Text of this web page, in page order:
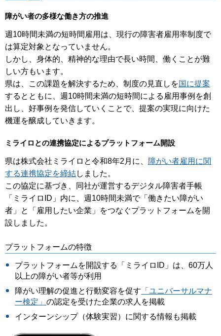
障がい者の多様な働き方の推進
週10時間未満の短時間雇用は、現行の障害者雇用率制度で
は算定対象となっていません。
しかし、身体的、精神的な理由で長い時間、働くことが難
しい方もいます。
県は、この課題を解決するため、制度の見直しを国に提案
するとともに、週10時間未満の短時間による雇用事例を創
出し、好事例を発信していくことで、提案の実現に向けた
機運を醸成していきます。
ミライロとの連携協定によるプラットフォーム開設
県は株式会社ミライロと令和8年2月に、 障がい者雇用に関
する連携協定を締結しました。
この協定に基づき、同社が運営するデジタル障害者手帳
「ミライロID」内に、週10時間未満で「働きたい障がい
者」と「雇用したい企業」をつなぐプラットフォームを開
設しました。
プラットフォームの特徴
プラットフォームを開設する「ミライロID」は、60万人
以上の障がい者等が利用
障がい理解の促進と行動変容を促す 「ユニバーサルマナ
ー検定」 の認定を受けた企業の求人を掲載
インターンシップ（体験実習）に関する情報も掲載